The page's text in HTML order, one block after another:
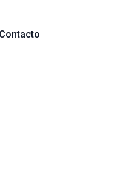
Contacto